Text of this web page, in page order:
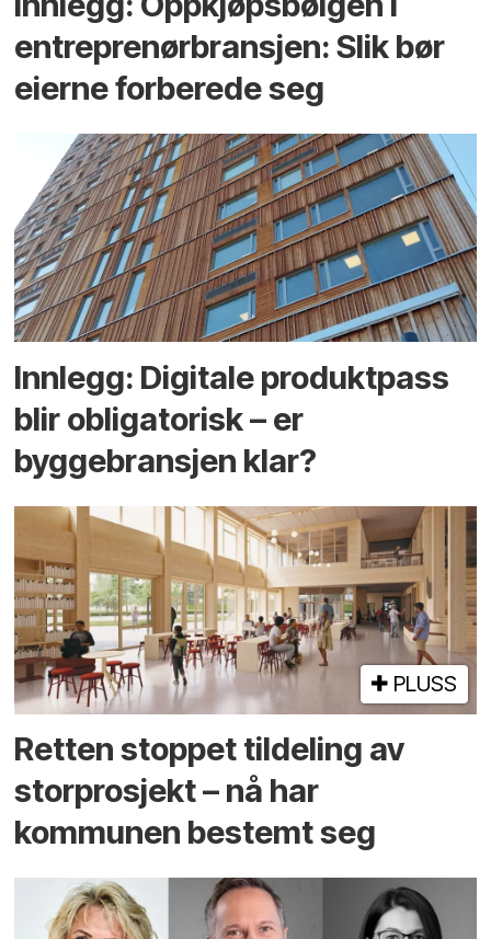
entreprenør­bransjen: Slik bør
eierne forberede seg
Innlegg: Digitale produktpass
blir obligatorisk – er
byggebransjen klar?
PLUSS
Retten stoppet tildeling av
storprosjekt – nå har
kommunen bestemt seg